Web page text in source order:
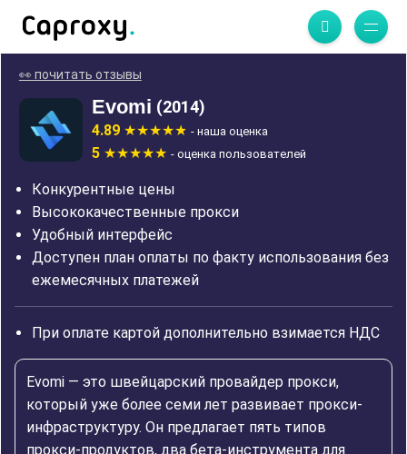
👀 почитать отзывы
Evomi (2014)
4.89 - наша оценка
5 - оценка пользователей
Конкурентные цены
Высококачественные прокси
Удобный интерфейс
Доступен план оплаты по факту использования без
ежемесячных платежей
При оплате картой дополнительно взимается НДС
Evomi — это швейцарский провайдер прокси,
который уже более семи лет развивает прокси-
инфраструктуру. Он предлагает пять типов
прокси-продуктов, два бета-инструмента для